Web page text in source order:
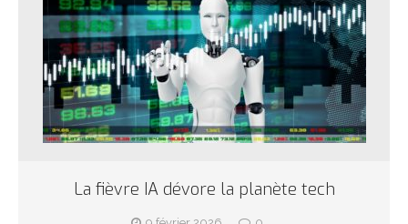
La fièvre IA dévore la planète tech